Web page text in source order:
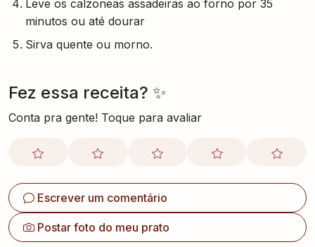
Leve os calzoneas assadeiras ao forno por 35
minutos ou até dourar
Sirva quente ou morno.
Fez essa receita? ✨
Conta pra gente! Toque para avaliar
Escrever um comentário
Postar foto do meu prato